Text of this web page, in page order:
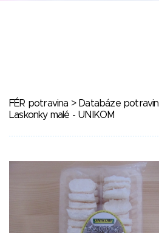
FÉR potravina > Databáze potravin
Laskonky malé - UNIKOM